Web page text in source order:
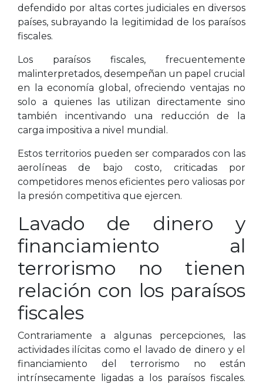
defendido por altas cortes judiciales en diversos
países, subrayando la legitimidad de los paraísos
fiscales.
Los paraísos fiscales, frecuentemente
malinterpretados, desempeñan un papel crucial
en la economía global, ofreciendo ventajas no
solo a quienes las utilizan directamente sino
también incentivando una reducción de la
carga impositiva a nivel mundial.
Estos territorios pueden ser comparados con las
aerolíneas de bajo costo, criticadas por
competidores menos eficientes pero valiosas por
la presión competitiva que ejercen.
Lavado de dinero y
financiamiento al
terrorismo no tienen
relación con los paraísos
fiscales
Contrariamente a algunas percepciones, las
actividades ilícitas como el lavado de dinero y el
financiamiento del terrorismo no están
intrínsecamente ligadas a los paraísos fiscales.